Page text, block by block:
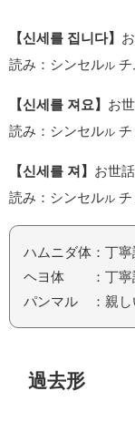
【신세를 집니다】
読み：シンセルル チ
【신세를 져요】 お
読み：シンセルル チ
【신세를 져】 お世
読み：シンセルル チ
ハムニダ体：丁寧
ヘヨ体 ：丁寧
パンマル ：親し
過去形